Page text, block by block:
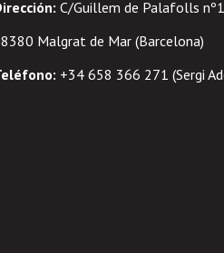
:C/Guillem de Palafolls
Malgrat de Mar (Barcelona)
+34 658 366 271 (Sergi